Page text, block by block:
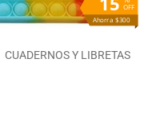
OFF
Ahorra $300
CUADERNOS Y LIBRETAS